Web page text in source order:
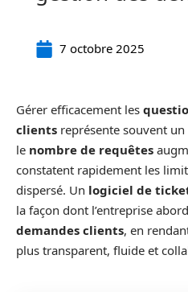
7 octobre 2025
Gérer efficacement les
clients représente souvent
le nombre de requêtes
constatent rapidement les
dispersé. Un logiciel de
la façon dont l’entreprise
demandes clients, en
plus transparent, fluide et